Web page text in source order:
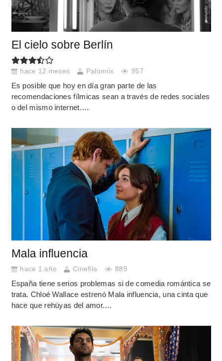
El cielo sobre Berlín
hace 12 meses Palomiix 957
Es posible que hoy en día gran parte de las
recomendaciones fílmicas sean a través de redes sociales
o del mismo internet.…
Mala influencia
hace 1 año Cinefila 889
España tiene serios problemas si de comedia romántica se
trata. Chloé Wallace estrenó Mala influencia, una cinta que
hace que rehúyas del amor.…